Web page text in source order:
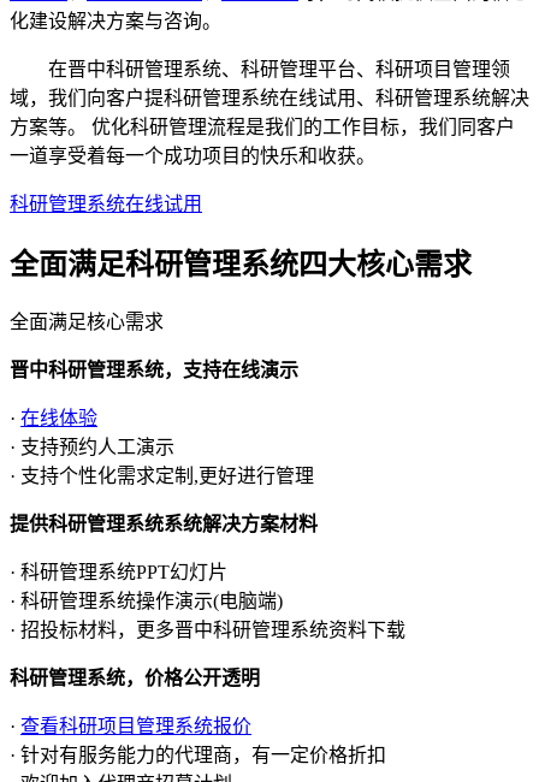
化建设解决方案与咨询。
在晋中科研管理系统、科研管理平台、科研项目管理领
域，我们向客户提科研管理系统在线试用、科研管理系统解决
方案等。 优化科研管理流程是我们的工作目标，我们同客户
一道享受着每一个成功项目的快乐和收获。
科研管理系统在线试用
全面满足科研管理系统四大核心需求
全面满足核心需求
晋中科研管理系统，支持在线演示
· 在线体验
· 支持预约人工演示
· 支持个性化需求定制,更好进行管理
提供科研管理系统系统解决方案材料
· 科研管理系统PPT幻灯片
· 科研管理系统操作演示(电脑端)
· 招投标材料，更多晋中科研管理系统资料下载
科研管理系统，价格公开透明
· 查看科研项目管理系统报价
· 针对有服务能力的代理商，有一定价格折扣